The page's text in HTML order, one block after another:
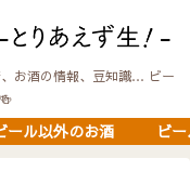
お酒の情報、豆知識… ビー
ール以外のお酒 ビ